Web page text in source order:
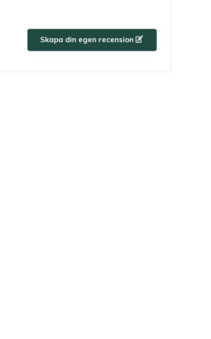
responsibility and resolve the matter. That's
what I call top entrepreneurs! Good luck with
Skapa din egen recension